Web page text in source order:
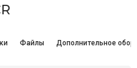
Файлы Дополнительное